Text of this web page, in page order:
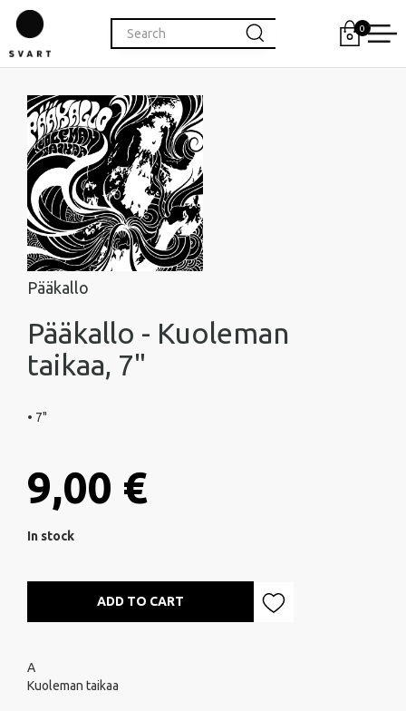
0
Pääkallo
Pääkallo - Kuoleman
taikaa, 7"
• 7"
9,00 €
In stock
ADD TO CART
A
Kuoleman taikaa